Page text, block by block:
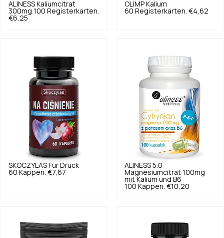
ALINESS Kaliumcitrat
300mg 100 Registerkarten.
€6,25
OLIMP Kalium
60 Registerkarten. €4,62
SKOCZYLAS Für Druck
60 Kappen. €7,67
ALINESS 5.0
Magnesiumcitrat 100mg
mit Kalium und B6
100 Kappen. €10,20